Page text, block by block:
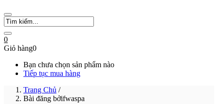
0
Giỏ hàng0
Bạn chưa chọn sản phẩm nào
Tiếp tục mua hàng
Trang Chủ /
Bài đăng bởifwaspa